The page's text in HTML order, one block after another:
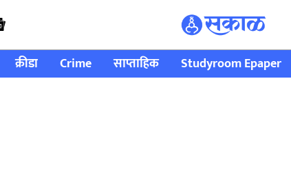
क्रीडा Crime साप्ताहिक Studyroom Epaper